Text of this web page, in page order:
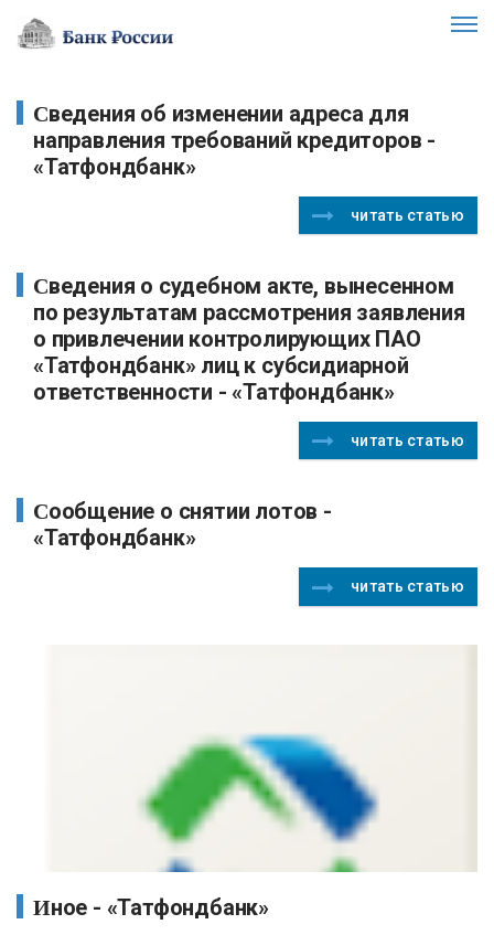
Сведения об изменении адреса для
направления требований кредиторов -
«Татфондбанк»
читать статью
Сведения о судебном акте, вынесенном
по результатам рассмотрения заявления
о привлечении контролирующих ПАО
«Татфондбанк» лиц к субсидиарной
ответственности - «Татфондбанк»
читать статью
Сообщение о снятии лотов -
«Татфондбанк»
читать статью
Иное - «Татфондбанк»